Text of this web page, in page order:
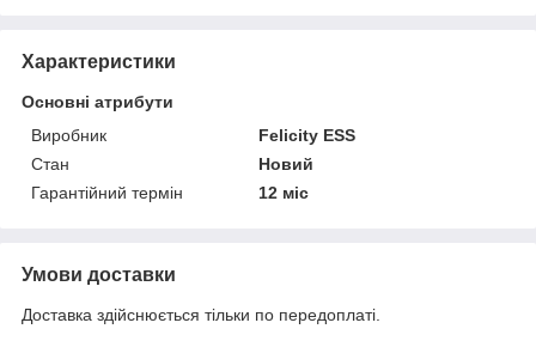
Характеристики
Основні атрибути
Виробник
Felicity ESS
Стан
Новий
Гарантійний термін
12 міс
Умови доставки
Доставка здійснюється тільки по передоплаті.